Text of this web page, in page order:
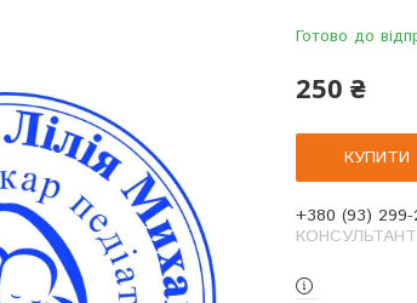
Готово до
250 ₴
КУПИТИ
+380 (93) 299-
КОНСУЛЬТАНТ